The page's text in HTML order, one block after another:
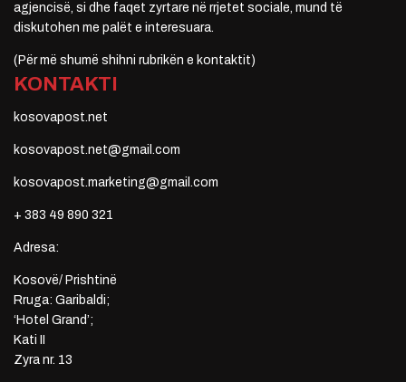
agjencisë, si dhe faqet zyrtare në rrjetet sociale, mund të
diskutohen me palët e interesuara.
(Për më shumë shihni rubrikën e kontaktit)
KONTAKTI
kosovapost.net
kosovapost.net@gmail.com
kosovapost.marketing@gmail.com
+ 383 49 890 321
Adresa:
Kosovë/ Prishtinë
Rruga: Garibaldi;
‘Hotel Grand’;
Kati II
Zyra nr. 13